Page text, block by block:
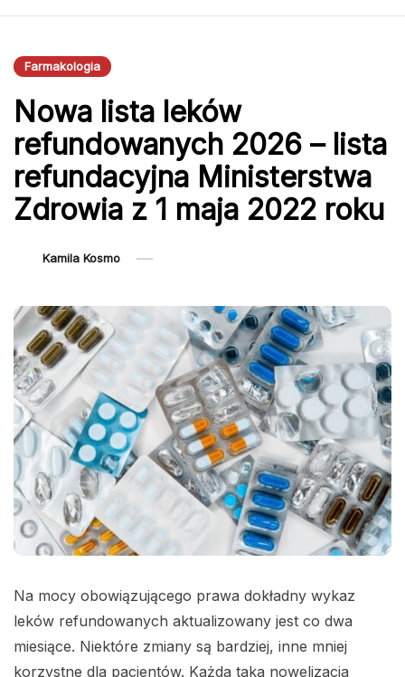
medycyny oraz
ratownictwa
Farmakologia
Nowa lista leków
refundowanych 2026 – lista
refundacyjna Ministerstwa
Zdrowia z 1 maja 2022 roku
Kamila Kosmo
Na mocy obowiązującego prawa dokładny wykaz
leków refundowanych aktualizowany jest co dwa
miesiące. Niektóre zmiany są bardziej, inne mniej
korzystne dla pacjentów. Każda taka nowelizacja